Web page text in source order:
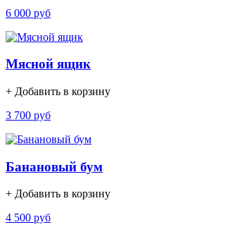
6 000 руб
Мясной ящик
+ Добавить в корзину
3 700 руб
Банановый бум
+ Добавить в корзину
4 500 руб